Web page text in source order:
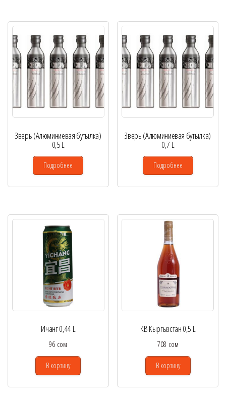
Зверь (Алюминиевая бутылка)
0,5 L
Подробнее
Зверь (Алюминиевая бутылка)
0,7 L
Подробнее
Ичанг 0,44 L
96 сом
В корзину
КВ Кыргызстан 0,5 L
708 сом
В корзину